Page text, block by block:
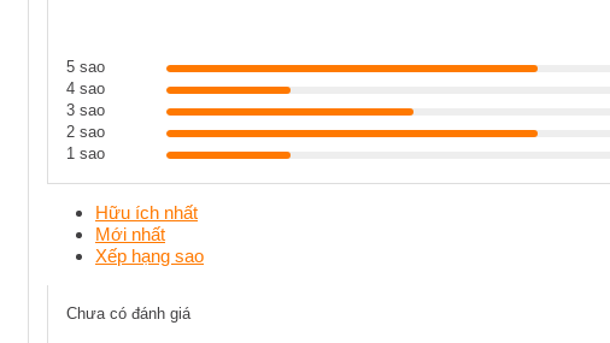
5 sao
4 sao
3 sao
2 sao
1 sao
Hữu ích nhất
Mới nhất
Xếp hạng sao
Chưa có đánh giá